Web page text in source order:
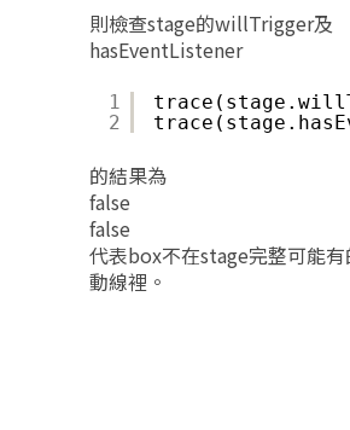
則檢查stage的willTrigger及
hasEventListener
1
2
的結果為
false
false
代表box不在stage完整可能
動線裡。